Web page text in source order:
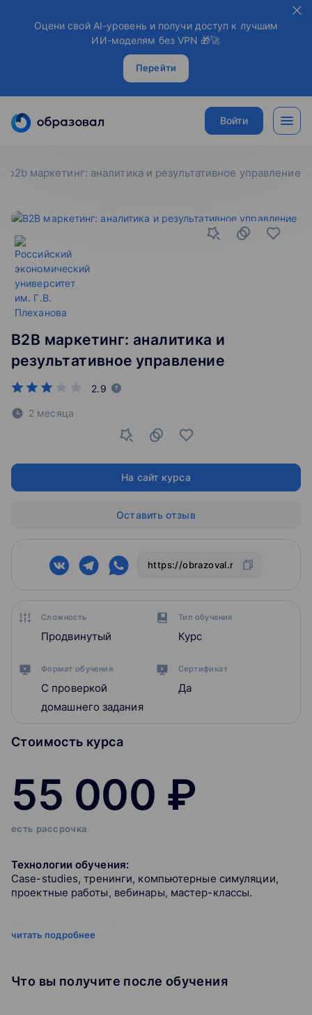
Оцени свой AI-уровень и получи доступ к лучшим
ИИ-моделям без VPN 🎁🚀
Перейти
Войти
b2b маркетинг: аналитика и результативное управление
Сложность
Продвинутый
Тип обучения
Курс
Формат обучения
С проверкой
домашнего задания
Сертификат
Да
Стоимость курса
55 000 ₽
есть рассрочка
Технологии обучения:
Case-studies, тренинги, компьютерные симуляции,
проектные работы, вебинары, мастер-классы.
Общение с практиками бизнеса для обмена
читать подробнее
Что вы получите после обучения
B2B маркетинг: аналитика и
результативное управление
2.9
2 месяца
На сайт курса
Оставить отзыв